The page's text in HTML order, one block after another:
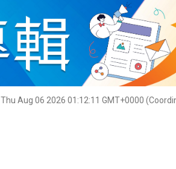
Thu Aug 06 2026 01:12:12 GMT+0000
名家榜 灼見活動 關於我們